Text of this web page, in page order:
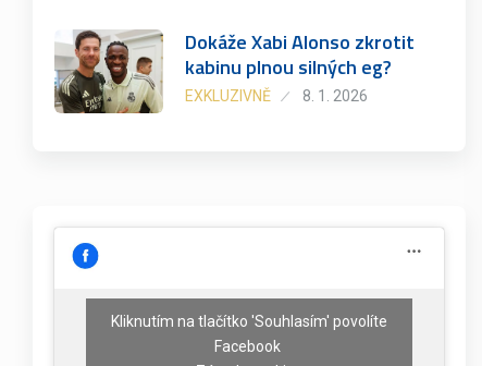
Dokáže Xabi Alonso zkrotit
kabinu plnou silných eg?
EXKLUZIVNĚ 8. 1. 2026
Kliknutím na tlačítko 'Souhlasím' povolíte
Facebook